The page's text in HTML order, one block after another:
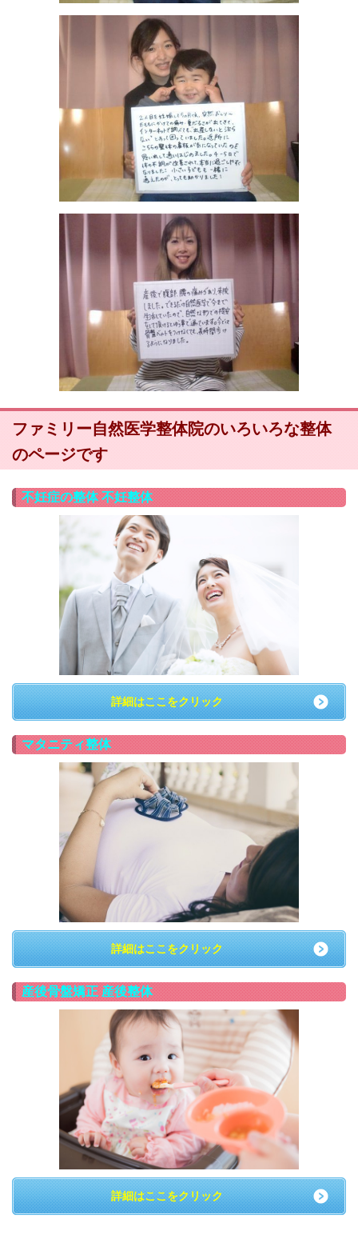
ファミリー自然医学整体院のいろいろな整体
のページです
不妊症の整体 不妊整体
詳細はここをクリック
マタニティ整体
詳細はここをクリック
産後骨盤矯正 産後整体
詳細はここをクリック